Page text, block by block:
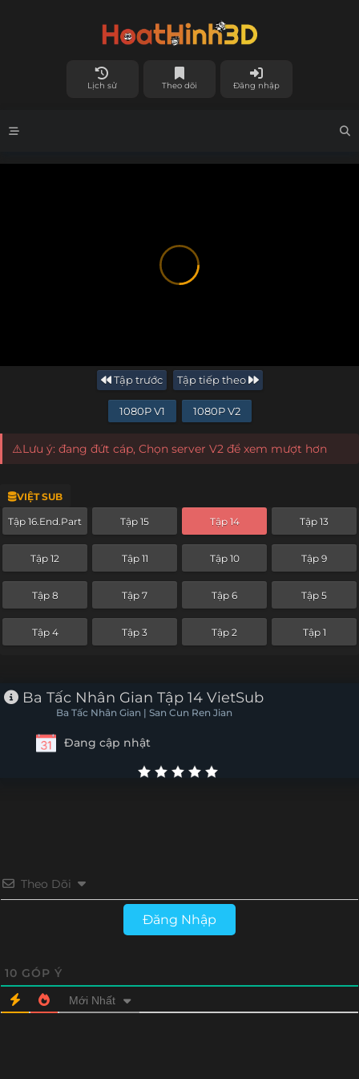
Lịch sử Theo dõi Đăng nhập
Tập trước Tập tiếp theo
1080P V1 1080P V2
⚠️Lưu ý: đang đứt cáp, Chọn server V2 để xem mượt hơn
VIỆT SUB
Tập 16.End.Part Tập 15 Tập 14 Tập 13
Tập 12 Tập 11 Tập 10 Tập 9
Tập 8 Tập 7 Tập 6 Tập 5
Tập 4 Tập 3 Tập 2 Tập 1
Ba Tấc Nhân Gian Tập 14 VietSub
Ba Tấc Nhân Gian | San Cun Ren Jian
Đang cập nhật
Theo Dõi
Đăng Nhập
10 GÓP Ý
Mới Nhất